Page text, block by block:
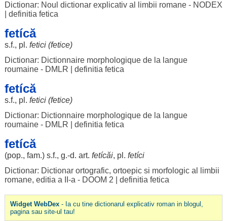
Dictionar: Noul dictionar explicativ al limbii romane - NODEX
definitia fetica
fetícă
s.f., pl. fetici(fetice)
Dictionar: Dictionnaire morphologique de la langue
roumaine - DMLR
definitia fetica
fetícă
s.f., pl. fetici(fetice)
Dictionar: Dictionnaire morphologique de la langue
roumaine - DMLR
definitia fetica
fetícă
(pop., fam.) s.f., g.-d. art. fetícăi, pl. fetíci
Dictionar: Dictionar ortografic, ortoepic si morfologic al limbii
romane, editia a II-a - DOOM 2
definitia fetica
Widget WebDex- Ia cu tine dictionarul explicativ roman in blogul,
pagina sau site-ul tau!